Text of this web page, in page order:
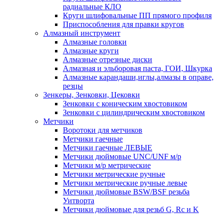
радиальные КЛО
Круги шлифовальные ПП прямого профиля
Приспособления для правки кругов
Алмазный инструмент
Алмазные головки
Алмазные круги
Алмазные отрезные диски
Алмазная и эльборовая паста, ГОИ, Шкурка
Алмазные карандаши,иглы,алмазы в оправе,
резцы
Зенкеры, Зенковки, Цековки
Зенковки с коническим хвостовиком
Зенковки с цилиндрическим хвостовиком
Метчики
Воротоки для метчиков
Метчики гаечные
Метчики гаечные ЛЕВЫЕ
Метчики дюймовые UNC/UNF м/р
Метчики м/р метрические
Метчики метрические ручные
Метчики метрические ручные левые
Метчики дюймовые BSW/BSF резьба
Уитворта
Метчики дюймовые для резьб G, Rc и K